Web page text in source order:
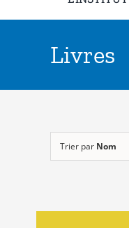
Livres
Trier par Nom